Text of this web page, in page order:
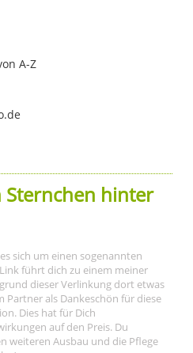
A-Z
Sternchen hinter
sich um einen sogenannten
führt dich zu einem meiner
dieser Verlinkung dort etwas
Partner als Dankeschön für diese
Dies hat für Dich
auf den Preis. Du
weiteren Ausbau und die Pflege